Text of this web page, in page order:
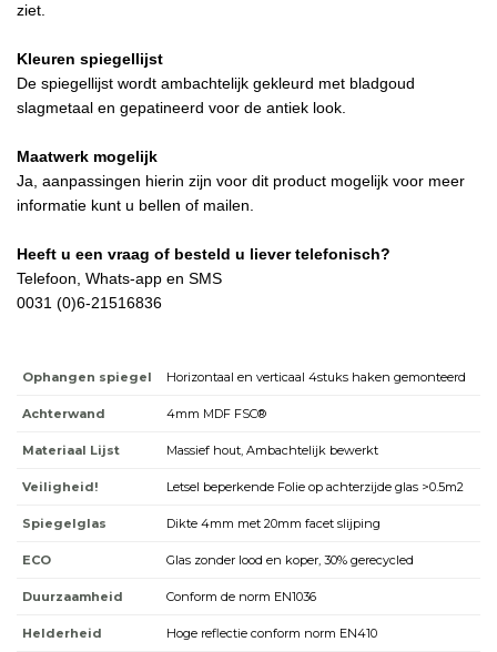
ziet.
Kleuren spiegellijst
De spiegellijst wordt ambachtelijk gekleurd met bladgoud
slagmetaal en gepatineerd voor de antiek look.
Maatwerk mogelijk
Ja, aanpassingen hierin zijn voor dit product mogelijk voor meer
informatie kunt u bellen of mailen.
Heeft u een vraag of besteld u liever telefonisch?
Telefoon, Whats-app en SMS
0031 (0)6-21516836
Ophangen spiegel Horizontaal en verticaal 4stuks haken gemonteerd
Achterwand 4mm MDF FSC®
Materiaal Lijst Massief hout, Ambachtelijk bewerkt
Veiligheid! Letsel beperkende Folie op achterzijde glas >0.5m2
Spiegelglas Dikte 4mm met 20mm facet slijping
ECO Glas zonder lood en koper, 30% gerecycled
Duurzaamheid Conform de norm EN1036
Helderheid Hoge reflectie conform norm EN410